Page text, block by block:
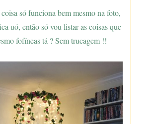
só funciona bem mesmo na foto,
uó, então só vou listar as coisas que
fofíneas tá ? Sem trucagem !!